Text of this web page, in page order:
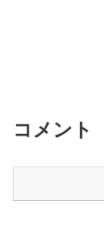
コメント